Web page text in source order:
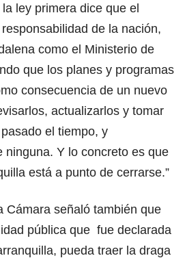
ley primera dice que el
de la nación,
como el Ministerio de
que los planes y programas
consecuencia de un nuevo
actualizarlos y tomar
el tiempo, y
ninguna. Y lo concreto es que
está a punto de cerrarse.”
Cámara señaló también que
pública que fue declarada
pueda traer la draga